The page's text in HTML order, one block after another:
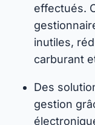
effectués.
inutiles,
carburant
Des
gestion